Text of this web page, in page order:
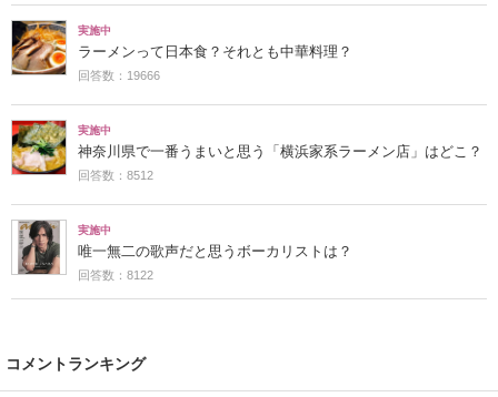
実施中
ラーメンって日本食？それとも中華料理？
回答数：19666
実施中
神奈川県で一番うまいと思う「横浜家系ラーメン店」はどこ？
回答数：8512
実施中
唯一無二の歌声だと思うボーカリストは？
回答数：8122
コメントランキング